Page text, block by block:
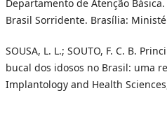
Departamento de Atenção
Brasil Sorridente. Brasília:
SOUSA, L. L.; SOUTO, F. C. B.
bucal dos idosos no Brasil: uma
Implantology and Health